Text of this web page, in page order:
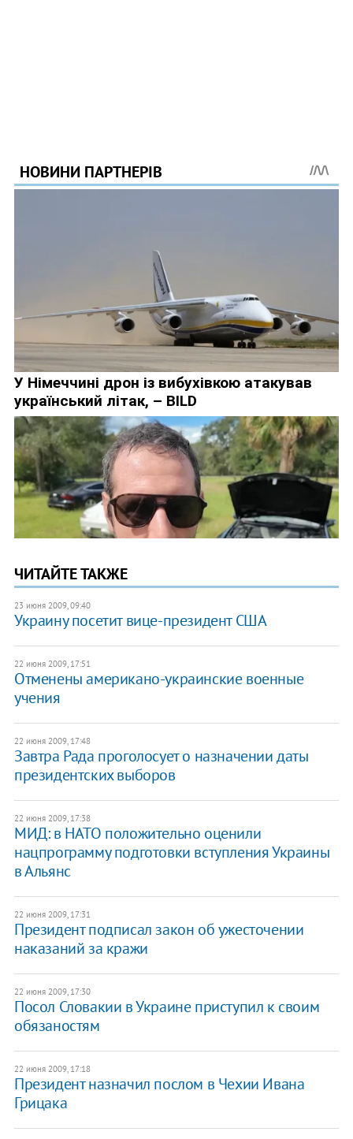
ЧИТАЙТЕ ТАКЖЕ
23 июня 2009, 09:40
Украину посетит вице-президент США
22 июня 2009, 17:51
Отменены американо-украинские военные
учения
22 июня 2009, 17:48
Завтра Рада проголосует о назначении даты
президентских выборов
22 июня 2009, 17:38
МИД: в НАТО положительно оценили
нацпрограмму подготовки вступления Украины
в Альянс
22 июня 2009, 17:31
Президент подписал закон об ужесточении
наказаний за кражи
22 июня 2009, 17:30
Посол Словакии в Украине приступил к своим
обязаностям
22 июня 2009, 17:18
Президент назначил послом в Чехии Ивана
Грицака